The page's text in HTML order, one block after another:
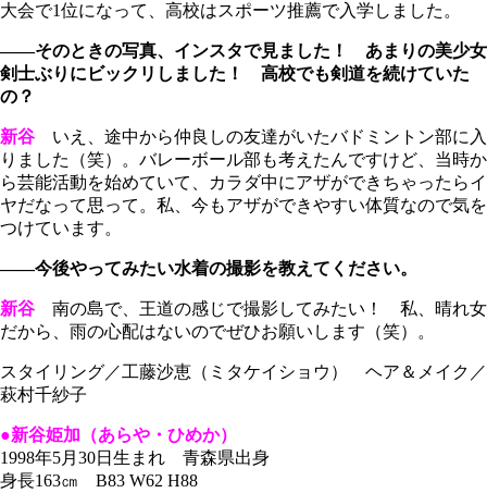
大会で1位になって、高校はスポーツ推薦で入学しました。
――そのときの写真、インスタで見ました！ あまりの美少女
剣士ぶりにビックリしました！ 高校でも剣道を続けていた
の？
新谷 いえ、途中から仲良しの友達がいたバドミントン部に入
りました（笑）。バレーボール部も考えたんですけど、当時か
ら芸能活動を始めていて、カラダ中にアザができちゃったらイ
ヤだなって思って。私、今もアザができやすい体質なので気を
つけています。
――今後やってみたい水着の撮影を教えてください。
新谷 南の島で、王道の感じで撮影してみたい！ 私、晴れ女
だから、雨の心配はないのでぜひお願いします（笑）。
スタイリング／工藤沙恵（ミタケイショウ） ヘア＆メイク／
萩村千紗子
●新谷姫加（あらや・ひめか）
1998年5月30日生まれ 青森県出身
身長163㎝ B83 W62 H88